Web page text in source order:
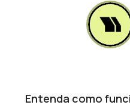
Entenda como